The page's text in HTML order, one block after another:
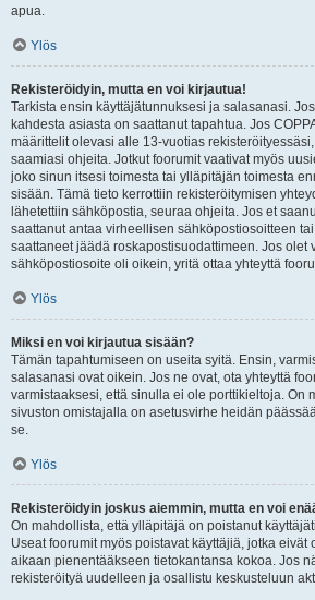
apua.
Ylös
Rekisteröidyin, mutta en voi kirjautua!
Tarkista ensin käyttäjätunnuksesi ja salasanasi.
kahdesta asiasta on saattanut tapahtua. Jos
määrittelit olevasi alle 13-vuotias
saamiasi ohjeita. Jotkut foorumit vaativat myös
joko sinun itsesi toimesta tai ylläpitäjän toimesta
sisään. Tämä tieto kerrottiin rekisteröitymisen
lähetettiin sähköpostia, seuraa ohjeita. Jos et
saattanut antaa virheellisen sähköpostiosoitteen
saattaneet jäädä roskapostisuodattimeen. Jos olet
sähköpostiosoite oli oikein, yritä ottaa yhteyttä
Ylös
Miksi en voi kirjautua sisään?
Tämän tapahtumiseen on useita syitä. Ensin,
salasanasi ovat oikein. Jos ne ovat, ota yhteyttä
varmistaaksesi, että sinulla ei ole porttikieltoja. On
sivuston omistajalla on asetusvirhe heidän
se.
Ylös
Rekisteröidyin joskus aiemmin, mutta en voi
On mahdollista, että ylläpitäjä on poistanut
Useat foorumit myös poistavat käyttäjiä, jotka eivät
aikaan pienentääkseen tietokantansa kokoa. Jos
rekisteröityä uudelleen ja osallistu keskusteluun